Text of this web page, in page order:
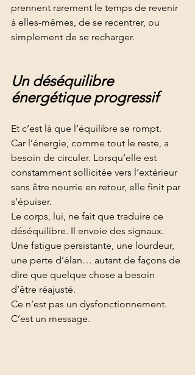
prennent rarement le temps de revenir
à elles-mêmes, de se recentrer, ou
simplement de se recharger.
Un déséquilibre
énergétique progressif
Et c’est là que l’équilibre se rompt.
Car l’énergie, comme tout le reste, a
besoin de circuler. Lorsqu’elle est
constamment sollicitée vers l’extérieur
sans être nourrie en retour, elle finit par
s’épuiser.
Le corps, lui, ne fait que traduire ce
déséquilibre. Il envoie des signaux.
Une fatigue persistante, une lourdeur,
une perte d’élan… autant de façons de
dire que quelque chose a besoin
d’être réajusté.
Ce n’est pas un dysfonctionnement.
C’est un message.